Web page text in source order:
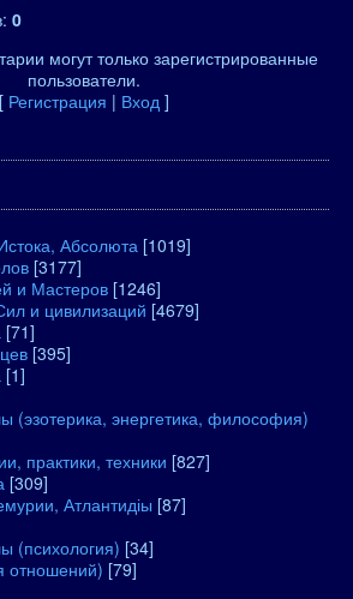
: 0
могут только зарегистрированные
пользователи.
[ Регистрация | Вход ]
Абсолюта [1019]
[3177]
и Мастеров [1246]
и цивилизаций [4679]
[71]
[395]
[1]
(эзотерика, энергетика, философия)
практики, техники [827]
[309]
Атлантидіы [87]
(психология) [34]
отношений) [79]